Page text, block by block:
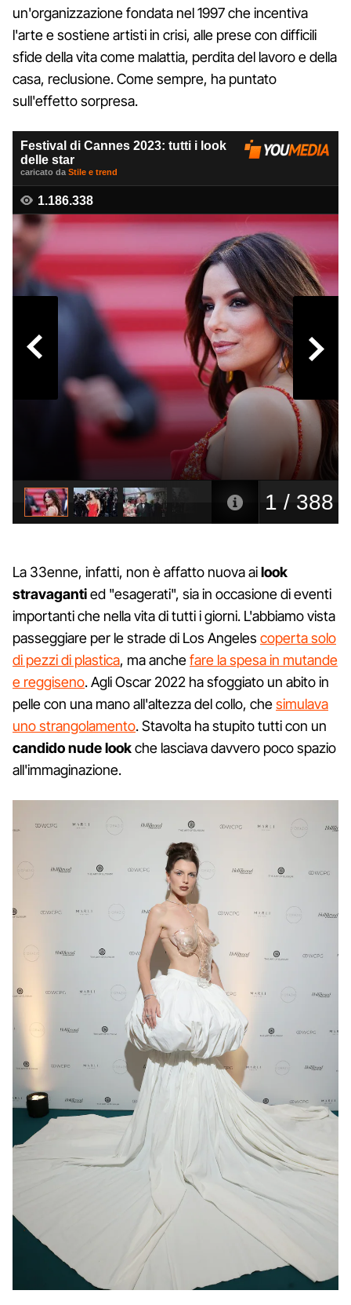
un'organizzazione fondata nel 1997 che incentiva
l'arte e sostiene artisti in crisi, alle prese con difficili
sfide della vita come malattia, perdita del lavoro e della
casa, reclusione. Come sempre, ha puntato
sull'effetto sorpresa.
La 33enne, infatti, non è affatto nuova ailook
stravagantied "esagerati", sia in occasione di eventi
importanti che nella vita di tutti i giorni. L'abbiamo vista
passeggiare per le strade di Los Angeles coperta solo
di pezzi di plastica, ma anchefare la spesa in mutande
e reggiseno. Agli Oscar 2022 ha sfoggiato un abito in
pelle con una mano all'altezza del collo, chesimulava
uno strangolamento. Stavolta ha stupito tutti con un
candido nude lookche lasciava davvero poco spazio
all'immaginazione.